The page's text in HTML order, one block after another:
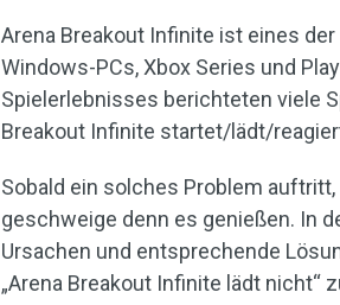
Arena Breakout Infinite ist eines
Windows-PCs, Xbox Series und
Spielerlebnisses berichteten viele
Breakout Infinite startet/lädt/
Sobald ein solches Problem
geschweige denn es genießen. In
Ursachen und entsprechende
„Arena Breakout Infinite lädt nicht“